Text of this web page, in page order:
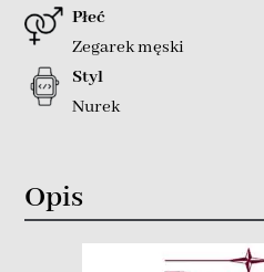
Płeć
Zegarek męski
Styl
Nurek
Opis